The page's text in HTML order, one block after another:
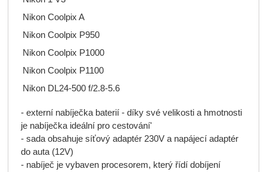
Nikon Coolpix A
Nikon Coolpix P950
Nikon Coolpix P1000
Nikon Coolpix P1100
Nikon DL24-500 f/2.8-5.6
- externí nabíječka baterií - díky své velikosti a hmotnosti
je nabíječka ideální pro cestování'
- sada obsahuje síťový adaptér 230V a napájecí adaptér
do auta (12V)
- nabíječ je vybaven procesorem, který řídí dobíjení